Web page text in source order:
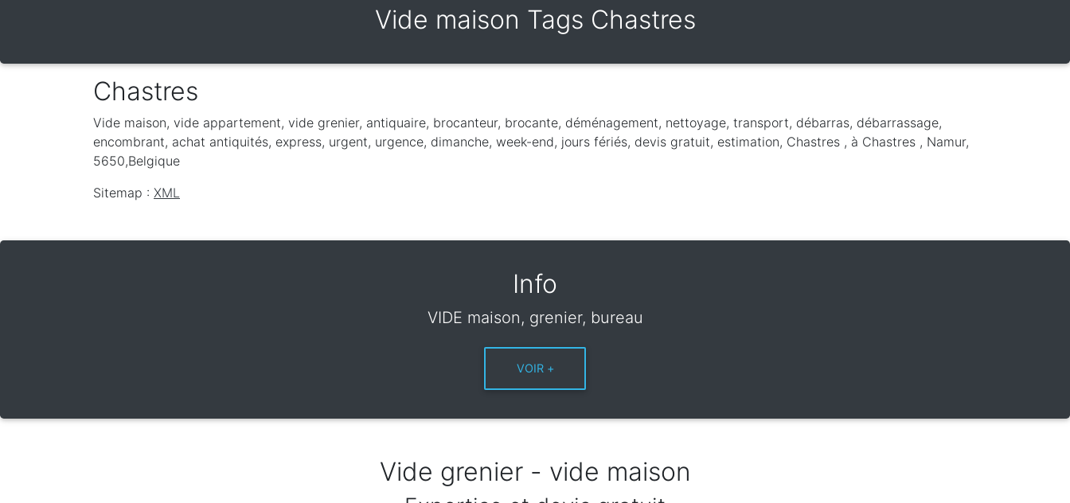
Vide maison Tags Chastres
Chastres
Vide maison, vide appartement, vide grenier, antiquaire, brocanteur, brocante, déménagement, nettoyage, transport, débarras, débarrassage,
encombrant, achat antiquités, express, urgent, urgence, dimanche, week-end, jours fériés, devis gratuit, estimation, Chastres , à Chastres , Namur,
5650,Belgique
Sitemap : XML
Info
VIDE maison, grenier, bureau
Vide grenier - vide maison